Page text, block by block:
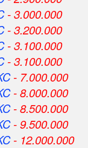
- 3.000.000
- 3.200.000
- 3.100.000
- 3.100.000
- 7.000.000
- 8.000.000
- 8.500.000
- 9.500.000
- 12.000.000